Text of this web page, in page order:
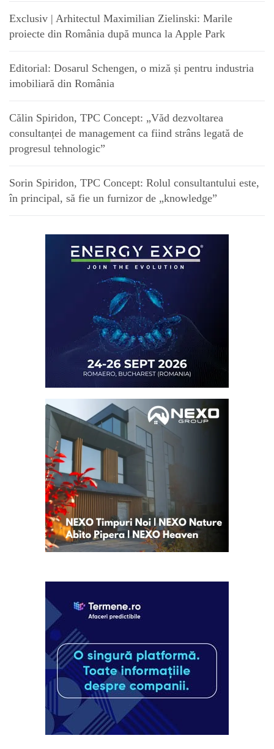
Exclusiv | Arhitectul Maximilian Zielinski: Marile
proiecte din România după munca la Apple Park
Editorial: Dosarul Schengen, o miză și pentru industria
imobiliară din România
Călin Spiridon, TPC Concept: „Văd dezvoltarea
consultanței de management ca fiind strâns legată de
progresul tehnologic”
Sorin Spiridon, TPC Concept: Rolul consultantului este,
în principal, să fie un furnizor de „knowledge”